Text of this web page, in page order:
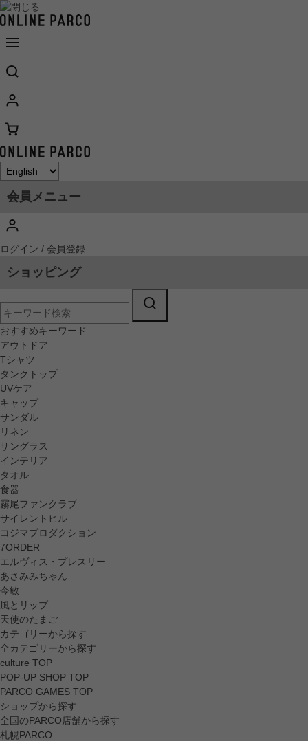
会員メニュー
ログイン / 会員登録
ショッピング
おすすめキーワード
アウトドア
Tシャツ
タンクトップ
UVケア
キャップ
サンダル
リネン
サングラス
インテリア
タオル
食器
霧尾ファンクラブ
サイレントヒル
コジマプロダクション
7ORDER
エルヴィス・プレスリー
あさみみちゃん
今敏
風とリップ
天使のたまご
カテゴリーから探す
全カテゴリーから探す
culture TOP
POP-UP SHOP TOP
PARCO GAMES TOP
ショップから探す
全国のPARCO店舗から探す
札幌PARCO